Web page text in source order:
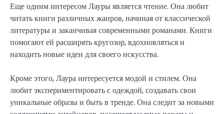
Еще одним интересом Лауры является чтение. Она любит
читать книги различных жанров, начиная от классической
литературы и заканчивая современными романами. Книги
помогают ей расширять кругозор, вдохновляться и
находить новые идеи для своего искусства.
Кроме этого, Лаура интересуется модой и стилем. Она
любит экспериментировать с одеждой, создавать свои
уникальные образы и быть в тренде. Она следит за новыми